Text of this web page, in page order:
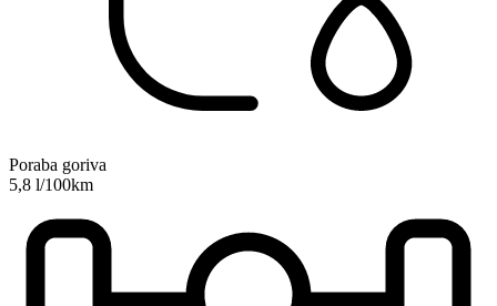
Poraba goriva
5,8 l/100km